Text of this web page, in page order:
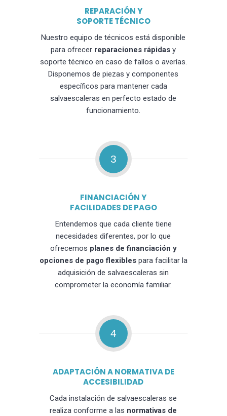
REPARACIÓN Y
SOPORTE TÉCNICO
Nuestro equipo de técnicos está disponible
para ofrecer reparaciones rápidas y
soporte técnico en caso de fallos o averías.
Disponemos de piezas y componentes
específicos para mantener cada
salvaescaleras en perfecto estado de
funcionamiento.
3
FINANCIACIÓN Y
FACILIDADES DE PAGO
Entendemos que cada cliente tiene
necesidades diferentes, por lo que
ofrecemos planes de financiación y
opciones de pago flexiblespara facilitar la
adquisición de salvaescaleras sin
comprometer la economía familiar.
4
ADAPTACIÓN A NORMATIVA DE
ACCESIBILIDAD
Cada instalación de salvaescaleras se
realiza conforme a las normativas de